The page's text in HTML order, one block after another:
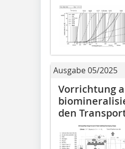
Ausgabe 05/2025
Vorrichtung
den